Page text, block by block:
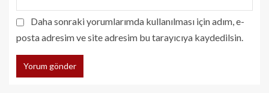
Daha sonraki yorumlarımda kullanılması için adım, e-
posta adresim ve site adresim bu tarayıcıya kaydedilsin.